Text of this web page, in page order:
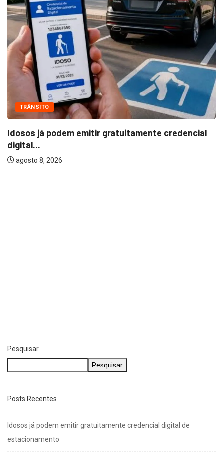
Pesquisar
Pesquisar
Posts Recentes
Idosos já podem emitir gratuitamente credencial digital de
estacionamento